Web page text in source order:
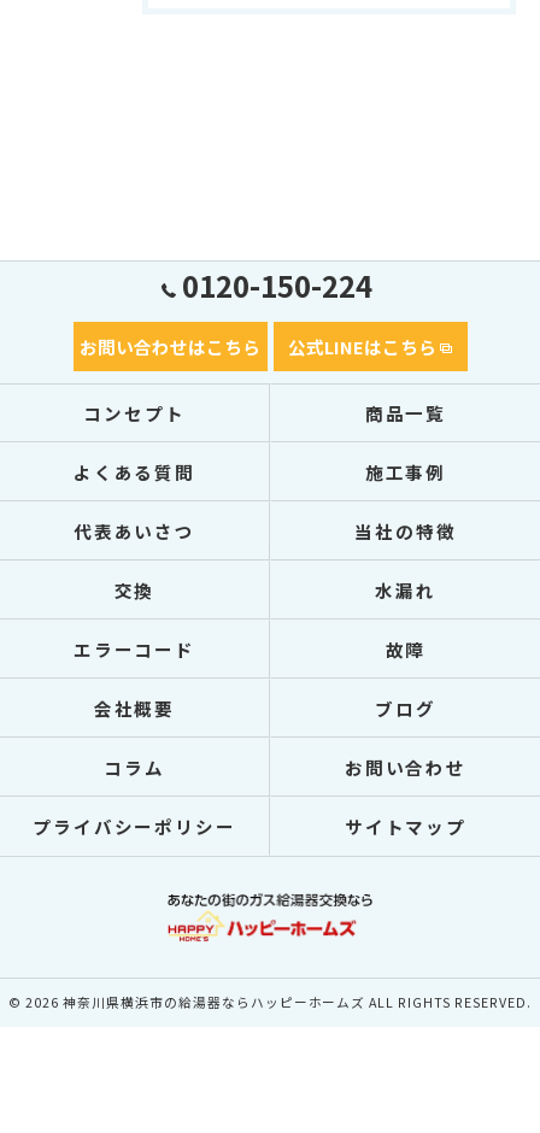
0120-150-224
お問い合わせはこちら 公式LINEはこちら
コンセプト 商品一覧
よくある質問 施工事例
代表あいさつ 当社の特徴
交換 水漏れ
エラーコード 故障
会社概要 ブログ
コラム お問い合わせ
プライバシーポリシー サイトマップ
© 2026 神奈川県横浜市の給湯器ならハッピーホームズ ALL RIGHTS RESERVED.